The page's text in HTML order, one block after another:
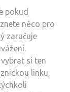
pokud
něco pro
zaručuje
si ten
linku,